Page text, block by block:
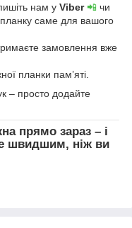
нам у Viber📲 чи
планку саме для вашого
замовлення вже
планки пам’яті.
– просто додайте
прямо зараз – і
швидшим, ніж ви